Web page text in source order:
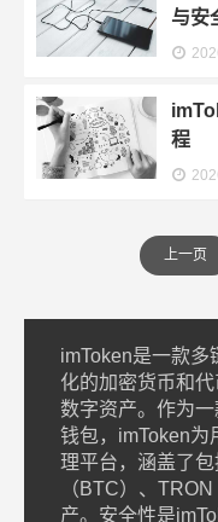
与安
程
上一页
imToken是一款多
化的加密货币和
数字资产。作为
钱包，imToken为
理平台，涵盖了
（BTC）、
产。安全性是